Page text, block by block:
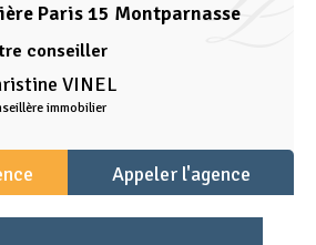
Paris 15 Montparnasse
conseiller
VINEL
immobilier
Appeler l'agence